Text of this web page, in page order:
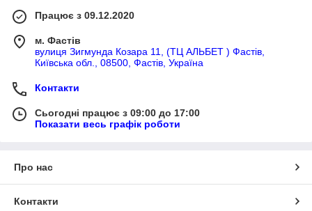
Працює з 09.12.2020
м. Фастів
вулиця Зигмунда Козара 11, (ТЦ АЛЬБЕТ ) Фастів,
Київська обл., 08500, Фастів, Україна
Контакти
Сьогодні працює з 09:00 до 17:00
Показати весь графік роботи
Про нас
Контакти